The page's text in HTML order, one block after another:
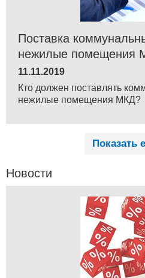
Поставка
нежилые помещения
11.11.2019
Кто должен поставлять
нежилые помещения МКД?
Показать
Новости